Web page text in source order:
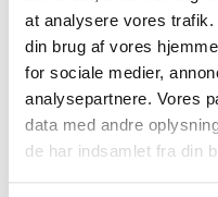
at analysere vores
din brug af vores
for sociale medier,
analysepartnere. Vores
data med andre
de har indsamlet fra din
Har du
Vi er her for at hjælpe
os, hvis du har
Find